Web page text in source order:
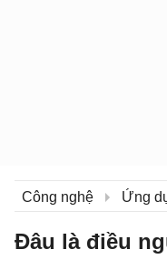
Công nghệ Ứng
Đâu là điều